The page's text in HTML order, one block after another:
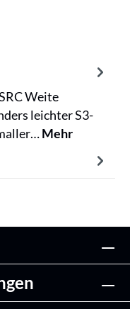
Weite
leichter S3-
Mehr